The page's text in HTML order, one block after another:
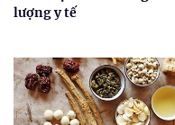
lượng y tế